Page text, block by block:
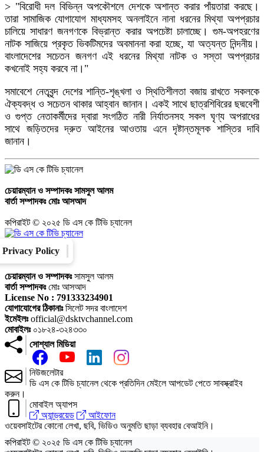
> "বিরোধী দল বিভিন্ন অপকৌশলে দেশকে অশান্ত করার পাঁয়তারা করছে।
তারা সামাজিক যোগাযোগ মাধ্যমসহ অনলাইনে নানা ধরনের মিথ্যা অপপ্রচার
চালিয়ে সাধারণ জনগণকে বিভ্রান্ত করার অপচেষ্টা চালাচ্ছে। গুম-অপহরণের
নাটক সাজিয়ে প্রকৃত ভিকটিমদের অবমাননা করা হচ্ছে, যা অত্যন্ত নিন্দনীয়।
বাংলাদেশের সচেতন জনগণ এই ধরনের মিথ্যা নাটক ও সস্তা অপপ্রচার
কখনোই সহ্য করবে না।"
সমাবেশে নেতৃবৃন্দ দেশের শান্তি-শৃঙ্খলা ও স্থিতিশীলতা বজায় রাখতে সকলকে
ঐক্যবদ্ধ ও সচেতন থাকার আহ্বান জানান। একই সাথে ছাত্রশিবিরের ছদ্মবেশী
ও গুপ্ত নেতাকর্মীদের দ্বারা সংগঠিত নারী নির্যাতনসহ সকল ঘৃণ্য অপরাধের
সাথে জড়িতদের দ্রুত আইনের আওতায় এনে দৃষ্টান্তমূলক শাস্তির দাবি
জানান।
চেয়ারম্যান ও সম্পাদকঃসামসুল আলম
বার্তা সম্পাদকঃমোঃ আসআদ
কপিরাইট © ২০২৫ ডি এস কে টিভি চ্যানেল
Privacy Policy
চেয়ারম্যান ও সম্পাদকঃসামসুল আলম
বার্তা সম্পাদকঃমোঃ আসআদ
License No : 791333234901
যোগাযোগের ঠিকানাঃসিলেট সদর বাংলাদেশ
ইমেইলঃofficial@dsktvchannel.com
মোবাইলঃ০১৮২৪-৩২৪৩৩০
সোশ্যাল মিডিয়া
নিউজলেটার
ডি এস কে টিভি চ্যানেল থেকে প্রতিদিন মেইলে আপডেট পেতে সাবস্ক্রাইব
করুন।
মোবাইল অ্যাপস
অ্যান্ড্রয়েড
আইফোন
ওয়েবসাইটের কোনো লেখা, ছবি, ভিডিও অনুমতি ছাড়া ব্যবহার বেআইনি।
কপিরাইট © ২০২৫ ডি এস কে টিভি চ্যানেল